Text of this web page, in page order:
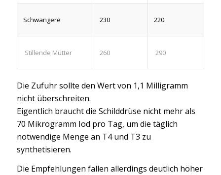
Schwangere 230 220
Stillende Mütter 260 290
Die Zufuhr sollte den Wert von 1,1 Milligramm
nicht überschreiten.
Eigentlich braucht die Schilddrüse nicht mehr als
70 Mikrogramm Iod pro Tag, um die täglich
notwendige Menge an T4 und T3 zu
synthetisieren.
Die Empfehlungen fallen allerdings deutlich höher